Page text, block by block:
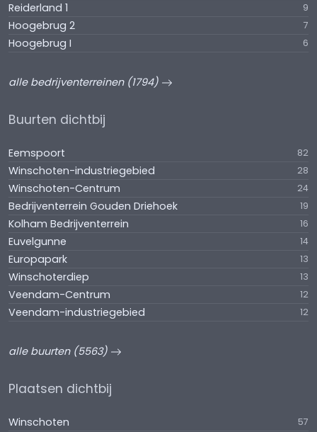
Reiderland 1 9
Hoogebrug 2 7
Hoogebrug I 6
alle bedrijventerreinen (1794)
Buurten dichtbij
Eemspoort 82
Winschoten-industriegebied 28
Winschoten-Centrum 24
Bedrijventerrein Gouden Driehoek 19
Kolham Bedrijventerrein 16
Euvelgunne 14
Europapark 13
Winschoterdiep 13
Veendam-Centrum 12
Veendam-industriegebied 12
alle buurten (5563)
Plaatsen dichtbij
Winschoten 57